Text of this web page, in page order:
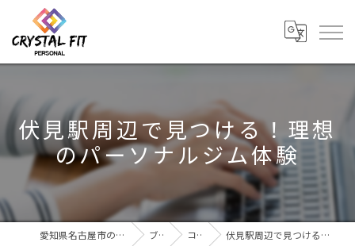
伏見駅周辺で見つける！理想
のパーソナルジム体験
愛知県名古屋市のジムならCRYSTAL Fit ブログ コラム 伏見駅周辺で見つける！理想のパーソナルジム体験